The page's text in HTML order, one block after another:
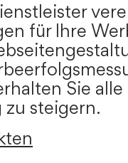
für Ihre
Sie
zu steigern.